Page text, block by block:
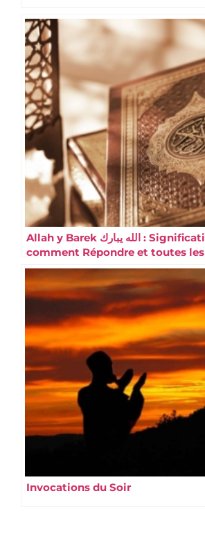
Allah y Barek الله يبارك : Signification,
comment Répondre et toutes les
formules
Invocations du Soir